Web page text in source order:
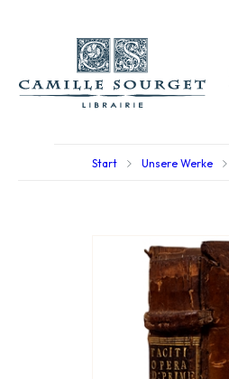
Start Unsere Werke